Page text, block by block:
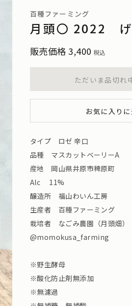
百種ファーミング
月頭〇 2022
販売価格 3,400 税込
ただいま品切れ
お気に入り
タイプ ロゼ 辛口
品種 マスカットベーリーA
産地 岡山県井原市稗原町
Alc 11%
醸造所 福山わいん工房
生産者 百種ファーミング
栽培者 なごみ農園（月頭畑）
@momokusa_farming
※野生酵母
※酸化防止剤無添加
※無濾過